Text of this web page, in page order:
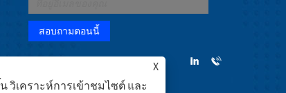
X
วิเคราะห์การเข้าชมไซต์ และ